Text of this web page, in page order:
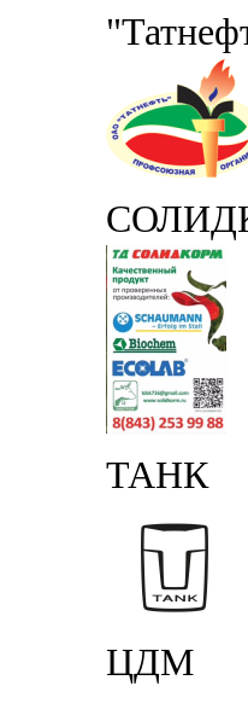
ТАНК
ЦДМ